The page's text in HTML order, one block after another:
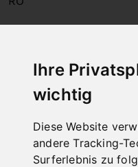
Ihre
wichtig
Diese Website
andere Tracking-
Surferlebnis zu